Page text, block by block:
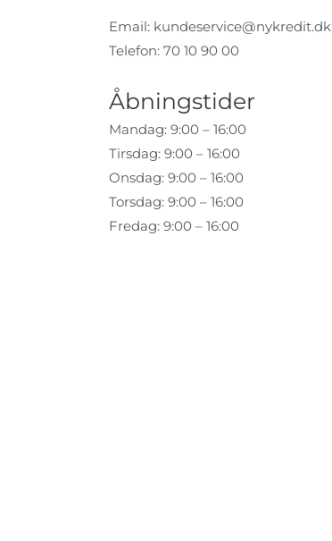
Email: kundeservice@nykredit.dk
Telefon: 70 10 90 00
Åbningstider
Mandag: 9:00 – 16:00
Tirsdag: 9:00 – 16:00
Onsdag: 9:00 – 16:00
Torsdag: 9:00 – 16:00
Fredag: 9:00 – 16:00